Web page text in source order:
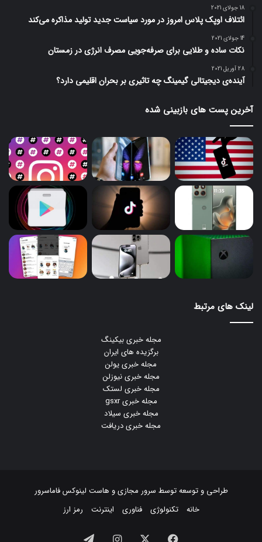
18 جولای 2021
ائتلاف اوپک پلاس امروز در مورد سیاست جدید تولید مذاکره می‌کند
14 جولای 2021
نکات ساده و طلایی برای صرفه‌جویی مصرف انرژی در زمستان
28 آوریل 2021
آینده‌ی دیجیتالی گیمینگ چه تاثیری بر بحران اقلیمی دارد؟
آخرین پست های بازبینی شده
لینک های مرتبط
مجله خبری بیکینگ
برگزیده های ایران
مجله خبری یولن
مجله خبری نیوزلن
مجله خبری لستک
مجله خبری gsxr
مجله خبری سیلاد
مجله خبری دریافت
طراحی و توسعه توسط سرور مجازیو هاست لینوکسفاماسرور
خانه
تکنولوژی فناوری اینترنت رمز ارز